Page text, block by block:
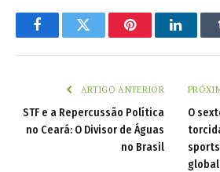
FacebookTwitter Pinterest
ARTIGO ANTERIOR
STF e a Repercussão Política
no Ceará: O Divisor de Águas
no Brasil
O
global